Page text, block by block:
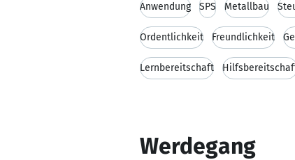
Anwendung SPS Metallbau
Ordentlichkeit Freundlichkeit
Lernbereitschaft
Werdegang